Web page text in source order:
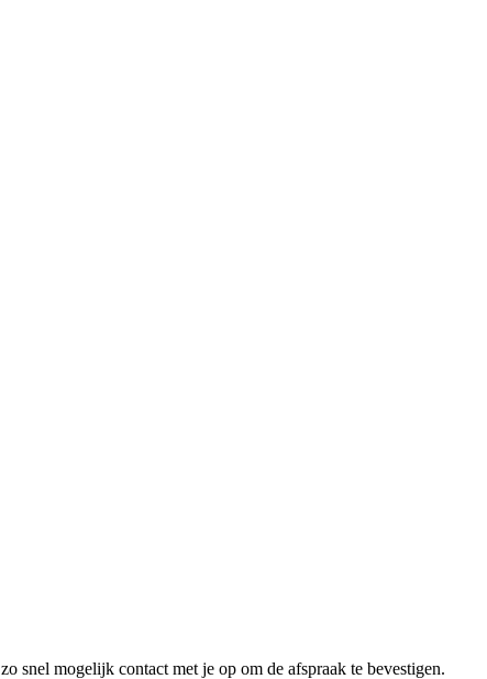
snel mogelijk contact met je op om de afspraak te bevestigen.